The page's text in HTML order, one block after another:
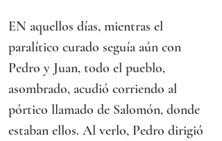
EN aquellos días, mientras el
paralítico curado seguía aún con
Pedro y Juan, todo el pueblo,
asombrado, acudió corriendo al
pórtico llamado de Salomón, donde
estaban ellos. Al verlo, Pedro dirigió